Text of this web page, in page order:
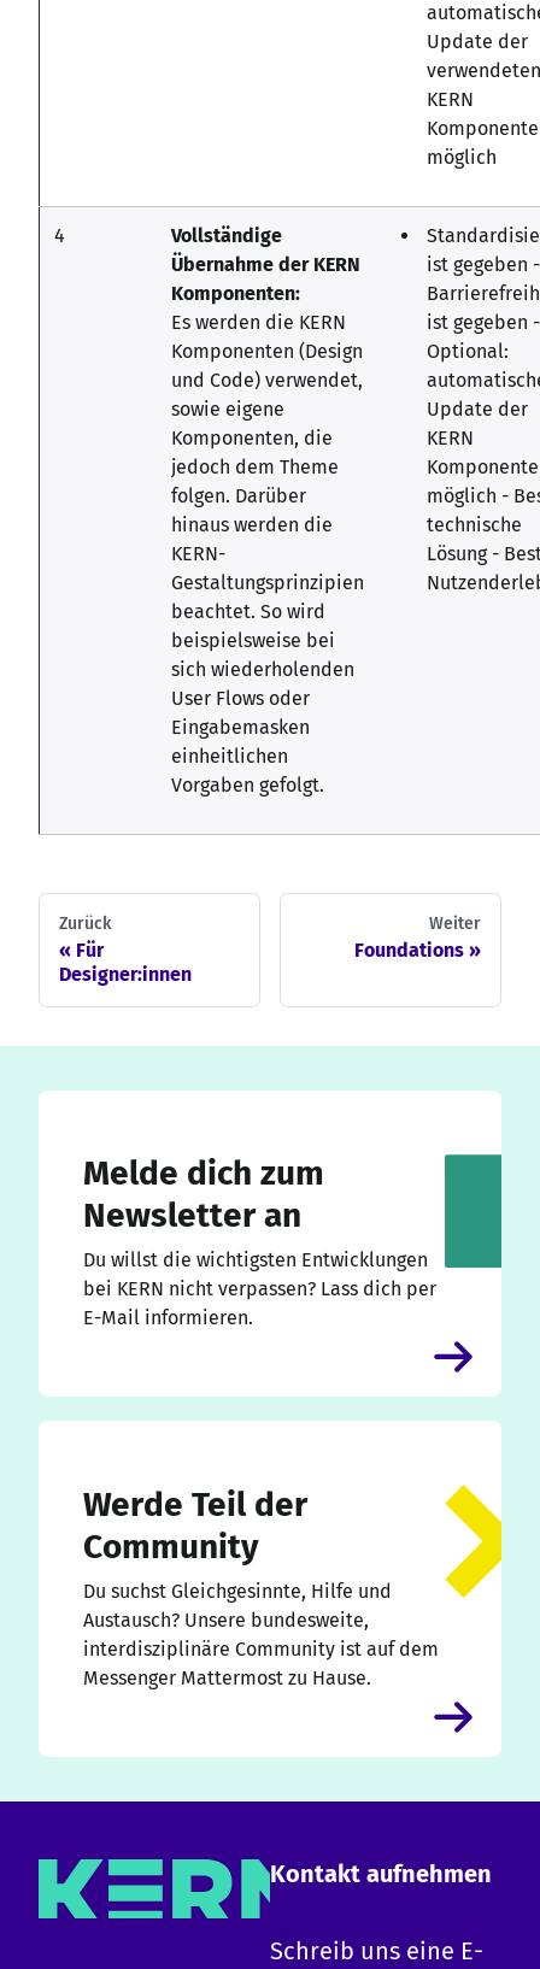
Update der
verwendeten
KERN
möglich
4
Vollständige
Übernahme der KERN
Komponenten:
Es werden die KERN
Komponenten (Design
und Code) verwendet,
sowie eigene
Komponenten, die
jedoch dem Theme
folgen. Darüber
hinaus werden die
KERN-
Gestaltungsprinzipien
beachtet. So wird
beispielsweise bei
sich wiederholenden
User Flows oder
Eingabemasken
einheitlichen
Vorgaben gefolgt.
ist gegeben -
ist gegeben -
Optional:
Update der
KERN
möglich -
technische
Lösung -
Zurück
Für
Designer:innen
Weiter
Foundations
Melde dich zum
Newsletter an
Du willst die wichtigsten Entwicklungen
bei KERN nicht verpassen? Lass dich per
E-Mail informieren.
Werde Teil der
Community
Du suchst Gleichgesinnte, Hilfe und
Austausch? Unsere bundesweite,
interdisziplinäre Community ist auf dem
Messenger Mattermost zu Hause.
Kontakt aufnehmen
Schreib uns eine E-